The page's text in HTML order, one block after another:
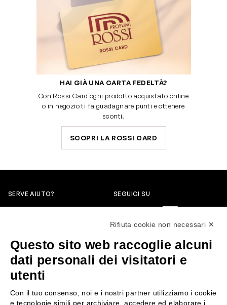
HAI GIÀ UNA CARTA FEDELTÀ?
Con Rossi Card ogni prodotto acquistato online
o in negozio ti fa guadagnare punti e ottenere
sconti.
SCOPRI LA ROSSI CARD
SERVE AIUTO?
servizioclienti@rossiprofumi.it
SEGUICI SU
SERVIZIO CLIENTI
Resi e rimborsi Chi siamo
Rifiuta cookie non necessari ✕
Questo sito web raccoglie alcuni
dati personali dei visitatori e
utenti
Con il tuo consenso, noi e i nostri partner utilizziamo i cookie
e tecnologie simili per archiviare, accedere ed elaborare i